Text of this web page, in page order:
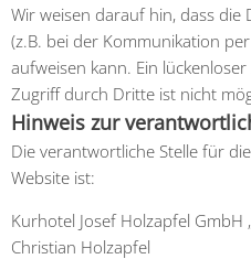
Wir weisen darauf hin, dass
(z.B. bei der Kommunikation
aufweisen kann. Ein
Zugriff durch Dritte ist nicht
Hinweis zur
Die verantwortliche Stelle für
Website ist:
Kurhotel Josef Holzapfel GmbH
Christian Holzapfel